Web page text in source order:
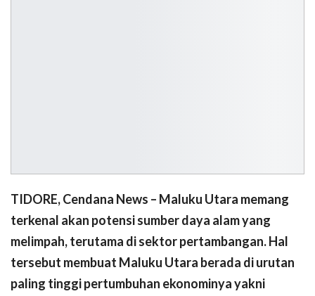
TIDORE, Cendana News – Maluku Utara memang
terkenal akan potensi sumber daya alam yang
melimpah, terutama di sektor pertambangan. Hal
tersebut membuat Maluku Utara berada di urutan
paling tinggi pertumbuhan ekonominya yakni